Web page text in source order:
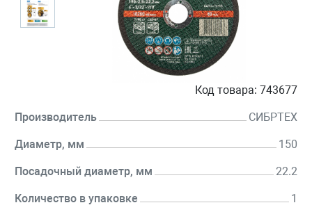
Код товара: 743677
Производитель СИБРТЕХ
Диаметр, мм 150
Посадочный диаметр, мм 22.2
Количество в упаковке 1